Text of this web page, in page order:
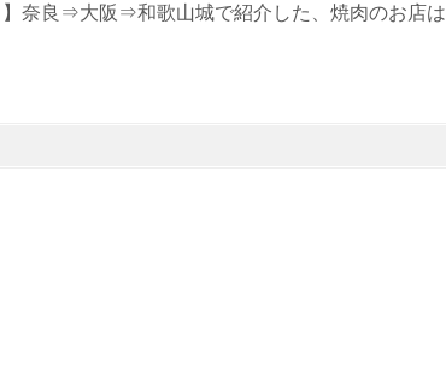
】奈良⇒大阪⇒和歌山城で紹介した、焼肉のお店は